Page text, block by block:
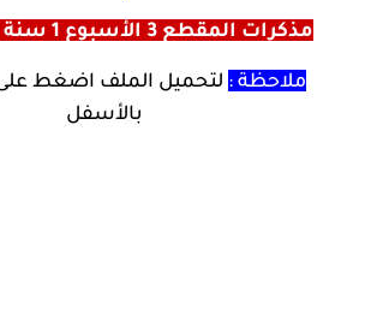
مذكرات المقطع 3 الأسبوع 1 سنة اولى ابتدائي
ملاحظة : لتحميل الملف اضغط على
بالأسفل